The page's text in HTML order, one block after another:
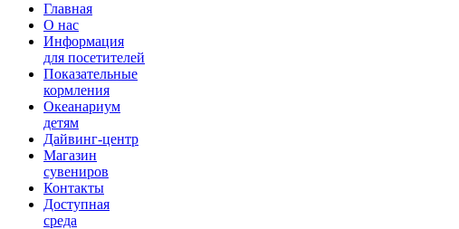
Главная
О нас
Информация
для посетителей
Показательные
кормления
Океанариум
детям
Дайвинг-центр
Магазин
сувениров
Контакты
Доступная
среда